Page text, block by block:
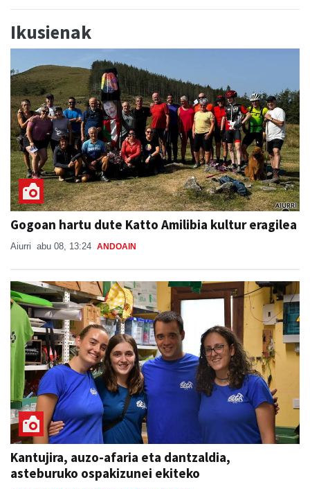
Ikusienak
Gogoan hartu dute Katto Amilibia kultur eragilea
Aiurri abu 08, 13:24 ANDOAIN
Kantujira, auzo-afaria eta dantzaldia,
asteburuko ospakizunei ekiteko